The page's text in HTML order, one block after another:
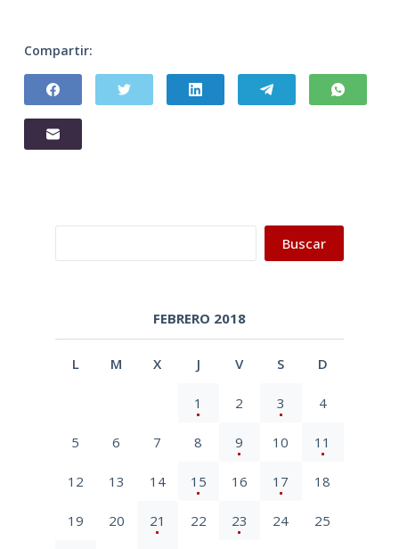
Compartir:
Buscar
FEBRERO 2018
L M X J V S D
1 2 3 4
5 6 7 8 9 10 11
12 13 14 15 16 17 18
19 20 21 22 23 24 25